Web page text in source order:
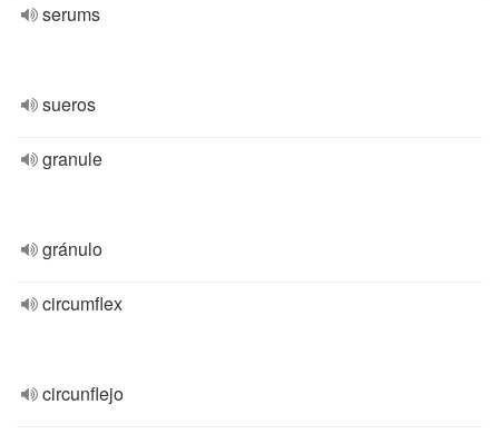
serums
sueros
granule
gránulo
circumflex
circunflejo